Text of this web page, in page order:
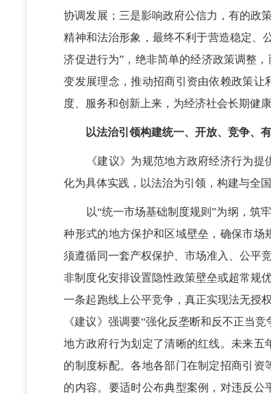
协调发展；三是影响政府公信力，有的政
精神和法治形象，最终不利于营造稳定、
济促进行为”，绝非简单的经济政策调整
变发展理念，推动招商引资由依赖政策让
度、服务和创新上来，为经济社会长期健
以法治引领构建统一、开放、竞争、有
《建议》为规范地方政府经济行为提
化为具体实践，以法治为引领，构建与全
以“统一市场基础制度规则”为纲，筑牢
种形式的地方保护和区域壁垒，确保市
须遵循同一套产权保护、市场准入、公平
非制度化安排设置隐性政策壁垒或超常规
一条起跑线上公平竞争，真正实现法无授
《建议》强调要“强化反垄断和反不正当
地方政府行为划定了清晰的红线。未来
的制度标配。各地各部门在制定招商引
的内容。要适时公布典型案例，对违反